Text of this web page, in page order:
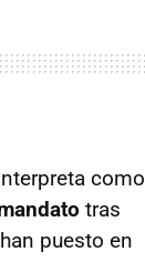
como
tras
puesto en